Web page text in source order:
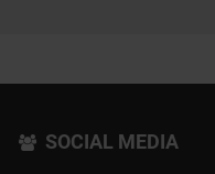
SOCIAL MEDIA